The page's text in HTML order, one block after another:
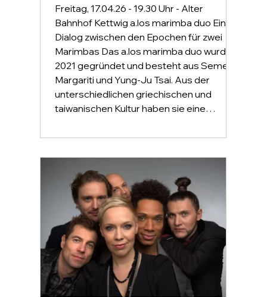
Freitag, 17.04.26 - 19.30 Uhr - Alter
Bahnhof Kettwig a.los marimba duo Ein
Dialog zwischen den Epochen für zwei
Marimbas Das a.los marimba duo wurde
2021 gegründet und besteht aus Semeli
Margariti und Yung-Ju Tsai. Aus der
unterschiedlichen griechischen und
taiwanischen Kultur haben sie eine
die sie mit Ideen aus beiden Welten
schaff en und dem Publikum zu pr